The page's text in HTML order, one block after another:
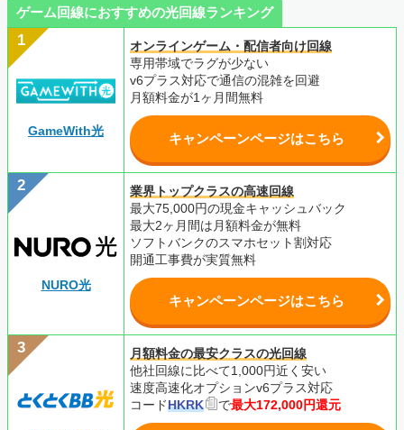
ゲーム回線におすすめの光回線ランキング
GameWith光
オンラインゲーム・配信者向け回線
専用帯域でラグが少ない
v6プラス対応で通信の混雑を回避
月額料金が1ヶ月間無料
キャンペーンページはこちら
NURO光
業界トップクラスの高速回線
最大75,000円の現金キャッシュバック
最大2ヶ月間は月額料金が無料
ソフトバンクのスマホセット割対応
開通工事費が実質無料
キャンペーンページはこちら
月額料金の最安クラスの光回線
他社回線に比べて1,000円近く安い
速度高速化オプションv6プラス対応
コードHKRK で最大172,000円還元